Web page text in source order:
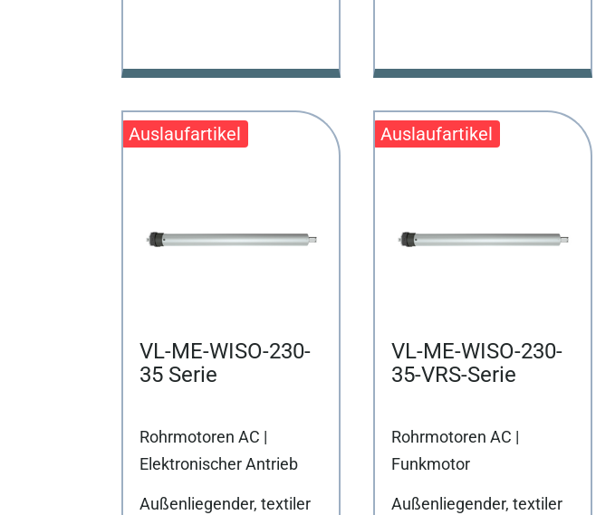
VL-ME-WISO-230-
35 Serie
Rohrmotoren AC |
Elektronischer Antrieb
Außenliegender, textiler
VL-ME-WISO-230-
35-VRS-Serie
Rohrmotoren AC |
Funkmotor
Außenliegender, textiler